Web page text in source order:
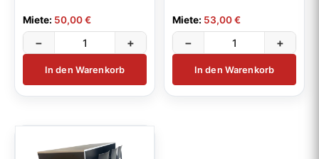
Miete: 50,00 €
− +
In den Warenkorb
Miete: 53,00 €
− +
In den Warenkorb